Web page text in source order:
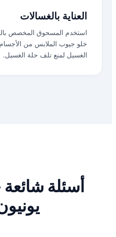
العناية بالغسالات
استخدم المسحوق المخصص
خلو جيوب الملابس من
الغسيل لمنع تلف حلة الغسيل.
أسئلة